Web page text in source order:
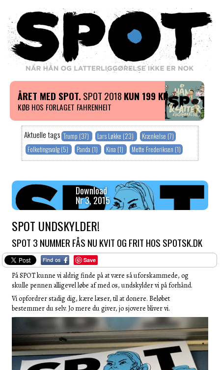
ÅRET MED SPOT.SPOT 2018 KUN 199 KR
KØB HOS FORLAGET FAHRENHEIT
Aktuelle tags Trump (37) Lars Løkke (23)
Krænkelse (7)
Folketingsvalg (5)
Panda (1) Kina (1) Mette Frederiksen (1)
Download
Nr 3, 2015
SPOT UNDSKYLDER!
SPOT 3 NUMMER FÅS NU KVIT OG FRIT HOS SPOTSK.DK
Save
På SPOT kunne vi aldrig finde på at være så uforskammede, og
skulle pennen alligevel løbe af med os, undskylder vi på forhånd.
Vi opfordrer stadig dig, kære læser, til at donere. Beløbet
bestemmer du selv. Jo mere du giver, jo sjovere bliver vi.